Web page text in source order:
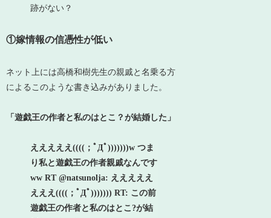
跡がない？
①嫁情報の信憑性が低い
ネット上には高橋和樹先生の親戚と名乗る方
によるこのような書き込みがありました。
「遊戯王の作者と私のはとこ？が結婚した」
えええええ((((；ﾟДﾟ)))))))w つま
り私と遊戯王の作者親戚なんです
ww RT @natsunolja: えええええ
えええ((((；ﾟДﾟ))))))) RT: この前
遊戯王の作者と私のはとこ?が結